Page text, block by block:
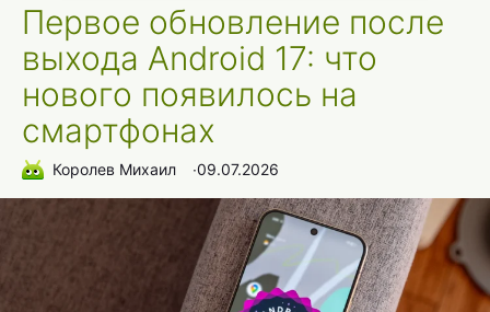
Первое обновление после
выхода Android 17: что
нового появилось на
смартфонах
Королев Михаил ∙09.07.2026